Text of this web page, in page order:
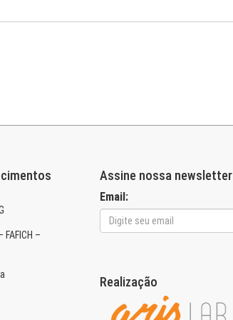
–
Assine nossa newsletter
Email:
Realização